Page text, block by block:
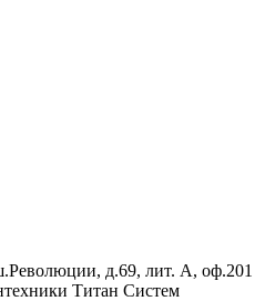
д.69, лит. А, оф.201
Титан Систем